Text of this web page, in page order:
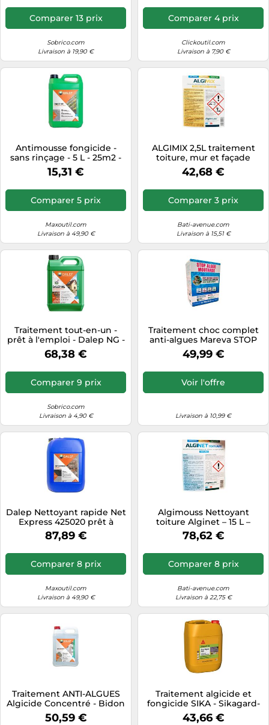
Comparer 13 prix
Sobrico.com
Livraison à 19,90 €
Comparer 4 prix
Clickoutil.com
Livraison à 7,90 €
Antimousse fongicide -
sans rinçage - 5 L - 25m2 -
PE DALEP
15,31 €
Comparer 5 prix
Maxoutil.com
Livraison à 49,90 €
ALGIMIX 2,5L traitement
toiture, mur et façade
ALGIMOUSS concentré à
diluer 014006
42,68 €
Comparer 3 prix
Bati-avenue.com
Livraison à 15,51 €
Traitement tout-en-un -
prêt à l'emploi - Dalep NG -
30L DALEP
68,38 €
Comparer 9 prix
Sobrico.com
Livraison à 4,90 €
Traitement choc complet
anti-algues Mareva STOP
Algue Moutarde
49,99 €
Voir l'offre
Livraison à 10,99 €
Dalep Nettoyant rapide Net
Express 425020 prêt à
l'emploi Bidon 20 L
87,89 €
Comparer 8 prix
Maxoutil.com
Livraison à 49,90 €
Algimouss Nettoyant
toiture Alginet – 15 L –
084002
78,62 €
Comparer 8 prix
Bati-avenue.com
Livraison à 22,75 €
Traitement ANTI-ALGUES
Algicide Concentré - Bidon
5 L DALEP - 1.01.0009.03
50,59 €
Traitement algicide et
fongicide SIKA - Sikagard-
130 Stop Algues Pro - 20L
43,66 €